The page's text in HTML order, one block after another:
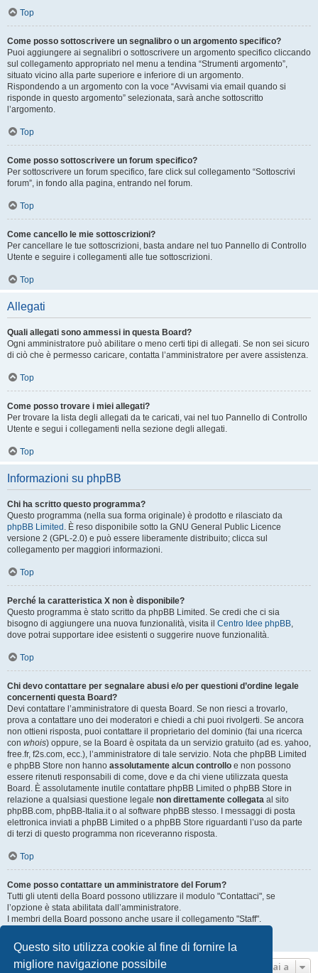
Questo sito utilizza cookie al fine di fornire la
migliore navigazione possibile
Top
Come posso sottoscrivere un segnalibro o un argomento specifico?
Puoi aggiungere ai segnalibri o sottoscrivere un argomento specifico cliccando
sul collegamento appropriato nel menu a tendina “Strumenti argomento”,
situato vicino alla parte superiore e inferiore di un argomento.
Rispondendo a un argomento con la voce “Avvisami via email quando si
risponde in questo argomento” selezionata, sarà anche sottoscritto
l’argomento.
Top
Come posso sottoscrivere un forum specifico?
Per sottoscrivere un forum specifico, fare click sul collegamento “Sottoscrivi
forum”, in fondo alla pagina, entrando nel forum.
Top
Come cancello le mie sottoscrizioni?
Per cancellare le tue sottoscrizioni, basta andare nel tuo Pannello di Controllo
Utente e seguire i collegamenti alle tue sottoscrizioni.
Top
Allegati
Quali allegati sono ammessi in questa Board?
Ogni amministratore può abilitare o meno certi tipi di allegati. Se non sei sicuro
di ciò che è permesso caricare, contatta l’amministratore per avere assistenza.
Top
Come posso trovare i miei allegati?
Per trovare la lista degli allegati da te caricati, vai nel tuo Pannello di Controllo
Utente e segui i collegamenti nella sezione degli allegati.
Top
Informazioni su phpBB
Chi ha scritto questo programma?
Questo programma (nella sua forma originale) è prodotto e rilasciato da
phpBB Limited . È reso disponibile sotto la GNU General Public Licence
versione 2 (GPL-2.0) e può essere liberamente distribuito; clicca sul
collegamento per maggiori informazioni.
Top
Perché la caratteristica X non è disponibile?
Questo programma è stato scritto da phpBB Limited. Se credi che ci sia
bisogno di aggiungere una nuova funzionalità, visita il Centro Idee phpBB,
dove potrai supportare idee esistenti o suggerire nuove funzionalità.
Top
Chi devo contattare per segnalare abusi e/o per questioni d’ordine legale
concernenti questa Board?
Devi contattare l’amministratore di questa Board. Se non riesci a trovarlo,
prova a contattare uno dei moderatori e chiedi a chi puoi rivolgerti. Se ancora
non ottieni risposta, puoi contattare il proprietario del dominio (fai una ricerca
con whois) oppure, se la Board è ospitata da un servizio gratuito (ad es. yahoo,
free.fr, f2s.com, ecc.), l’amministratore di tale servizio. Nota che phpBB Limited
e phpBB Store non hanno assolutamente alcun controllo e non possono
essere ritenuti responsabili di come, dove e da chi viene utilizzata questa
Board. È assolutamente inutile contattare phpBB Limited o phpBB Store in
relazione a qualsiasi questione legale non direttamente collegata al sito
phpBB.com, phpBB-Italia.it o al software phpBB stesso. I messaggi di posta
elettronica inviati a phpBB Limited o a phpBB Store riguardanti l’uso da parte
di terzi di questo programma non riceveranno risposta.
Top
Come posso contattare un amministratore del Forum?
Tutti gli utenti della Board possono utilizzare il modulo "Contattaci", se
l’opzione è stata abilitata dall’amministratore.
I membri della Board possono anche usare il collegamento "Staff".
Top
Vai a